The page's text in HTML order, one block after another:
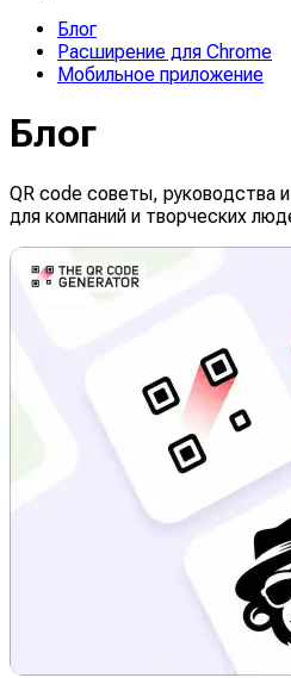
Блог
Расширение для Chrome
Мобильное приложение
Блог
QR code советы, руководства
для компаний и творческих